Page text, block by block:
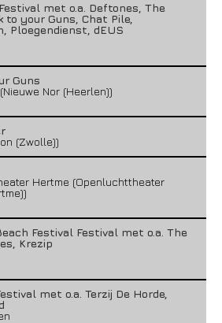
met o.a. Deftones, The
to your Guns, Chat Pile,
Ploegendienst, dEUS
Guns
Nor (Heerlen))
(Zwolle))
Hertme (Openluchttheater
Festival Festival met o.a. The
Krezip
met o.a. Terzij De Horde,